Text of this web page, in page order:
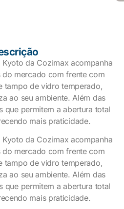
da Cozimax acompanha
do mercado com frente com
tampo de vidro temperado,
ao seu ambiente. Além das
que permitem a abertura total
mais praticidade.
da Cozimax acompanha
do mercado com frente com
tampo de vidro temperado,
ao seu ambiente. Além das
que permitem a abertura total
mais praticidade.